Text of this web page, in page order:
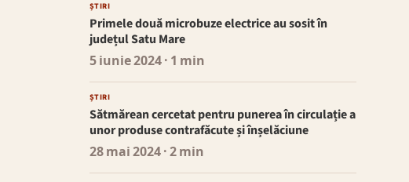
ȘTIRI
Primele două microbuze electrice au sosit în
județul Satu Mare
5 iunie 2024· 1 min
ȘTIRI
Sătmărean cercetat pentru punerea în circulație a
unor produse contrafăcute și înșelăciune
28 mai 2024· 2 min